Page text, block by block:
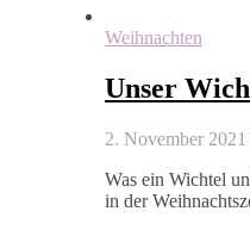
Weihnachten
Unser
2. November 2021
Was ein Wichtel
in der